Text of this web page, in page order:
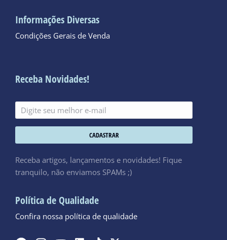
Informações Diversas
Condições Gerais de Venda
Receba Novidades!
CADASTRAR
Receba artigos, lançamentos e novidades! Fique
tranquilo, não enviamos SPAMs ;)
Política de Qualidade
Confira nossa política de qualidade